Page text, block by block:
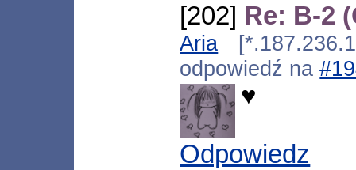
[202] Re: B-2
Aria
odpowiedź na
♥
Odpowiedz